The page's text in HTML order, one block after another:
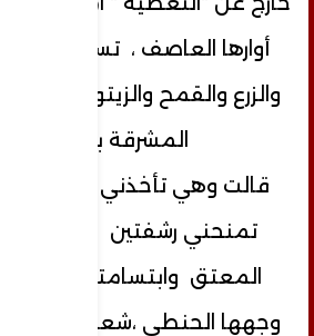
أوارها العاصف ، تسأل
والزرع والقمح والزيتون والتين
المشرقة بالياسمين.
قالت وهي تأخذني إلى صدرها
تمنحني رشفتين من رحيق
المعتق وابتسامتها تشع
وجهها الحنطي ،شعرها يسدل